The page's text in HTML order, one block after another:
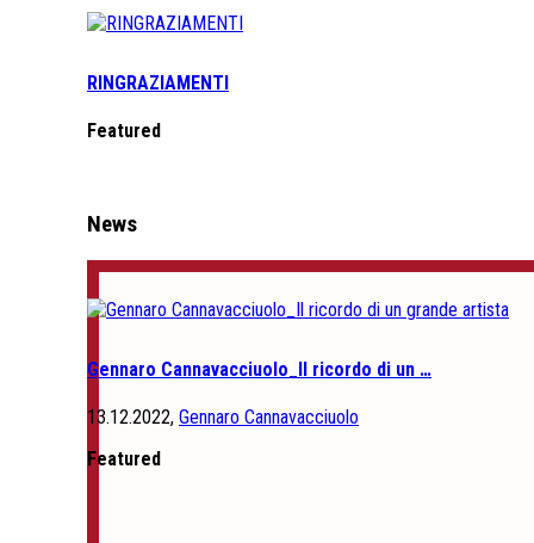
RINGRAZIAMENTI
Featured
News
Gennaro Cannavacciuolo_Il ricordo di un …
13.12.2022, Gennaro Cannavacciuolo
Featured